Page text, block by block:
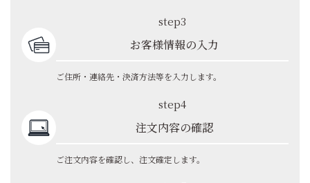
step3
お客様情報の入力
ご住所・連絡先・決済方法等を入力します。
step4
注文内容の確認
ご注文内容を確認し、注文確定します。